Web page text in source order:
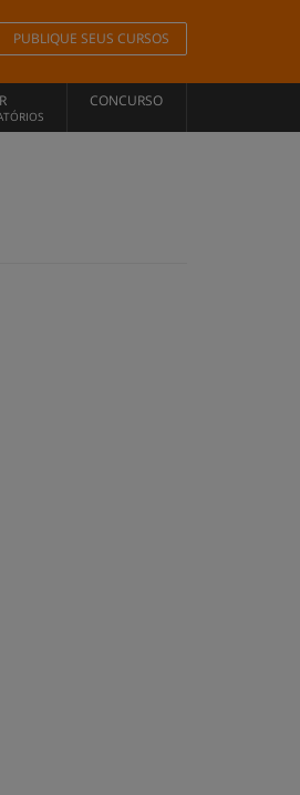
PUBLIQUE SEUS CURSOS
CONCURSO